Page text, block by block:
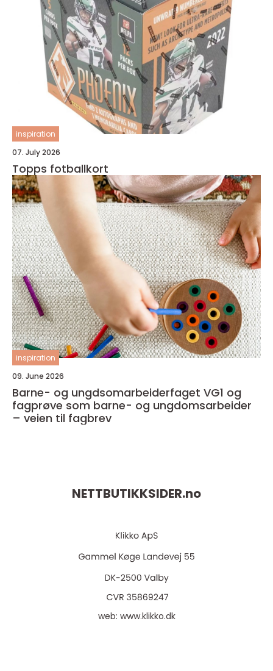
inspiration
07. July 2026
Topps fotballkort
inspiration
09. June 2026
Barne- og ungdsomarbeiderfaget VG1 og
fagprøve som barne- og ungdomsarbeider
– veien til fagbrev
NETTBUTIKKSIDER.no
web: www.klikko.dk